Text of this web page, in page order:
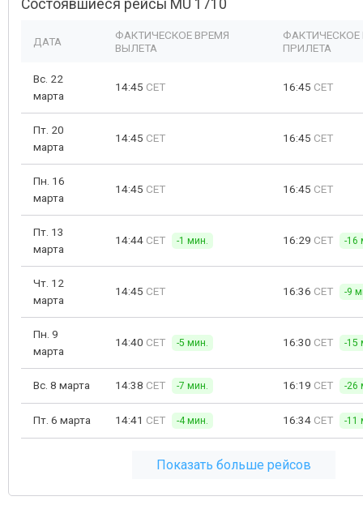
Состоявшиеся рейсы MU 1710
ДАТА
ФАКТИЧЕСКОЕ ВРЕМЯ
ВЫЛЕТА
ФАКТИЧЕСКОЕ
ПРИЛЕТА
Вс. 22
марта
14:45 CET 16:45 CET
Пт. 20
марта
14:45 CET 16:45 CET
Пн. 16
марта
14:45 CET 16:45 CET
Пт. 13
марта
14:44 CET -1 мин. 16:29 CET -16
Чт. 12
марта
14:45 CET 16:36 CET -9
Пн. 9
марта
14:40 CET -5 мин. 16:30 CET -15
Вс. 8 марта 14:38 CET -7 мин. 16:19 CET -26
Пт. 6 марта 14:41 CET -4 мин. 16:34 CET -11
Показать больше рейсов